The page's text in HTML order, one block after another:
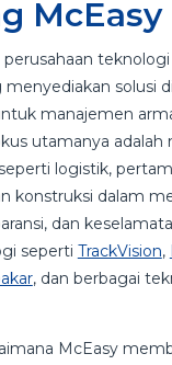
McEasy
teknologi
menyediakan solusi
manajemen
utamanya
logistik,
konstruksi dalam
dan
seperti TrackVision,
, dan berbagai
McEasy